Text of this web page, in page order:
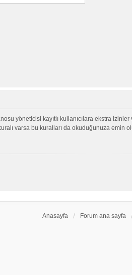
yöneticisi kayıtlı kullanıcılara ekstra
varsa bu kuralları da okuduğunuza emin
Anasayfa Forum ana sayfa